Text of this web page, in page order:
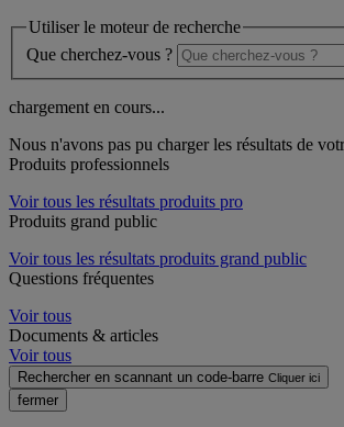
Utiliser le moteur de recherche
Que cherchez-vous ?
chargement en cours...
Nous n'avons pas pu charger les résultats de
Produits professionnels
Voir tous les résultats produits pro
Produits grand public
Voir tous les résultats produits grand public
Questions fréquentes
Voir tous
Documents & articles
Voir tous
Rechercher en scannant un code-barre Cliquer ici
fermer